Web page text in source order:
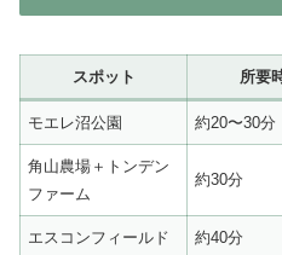
スポット 所要
モエレ沼公園 約20〜30分
角山農場＋トンデン
ファーム
約30分
エスコンフィールド 約40分